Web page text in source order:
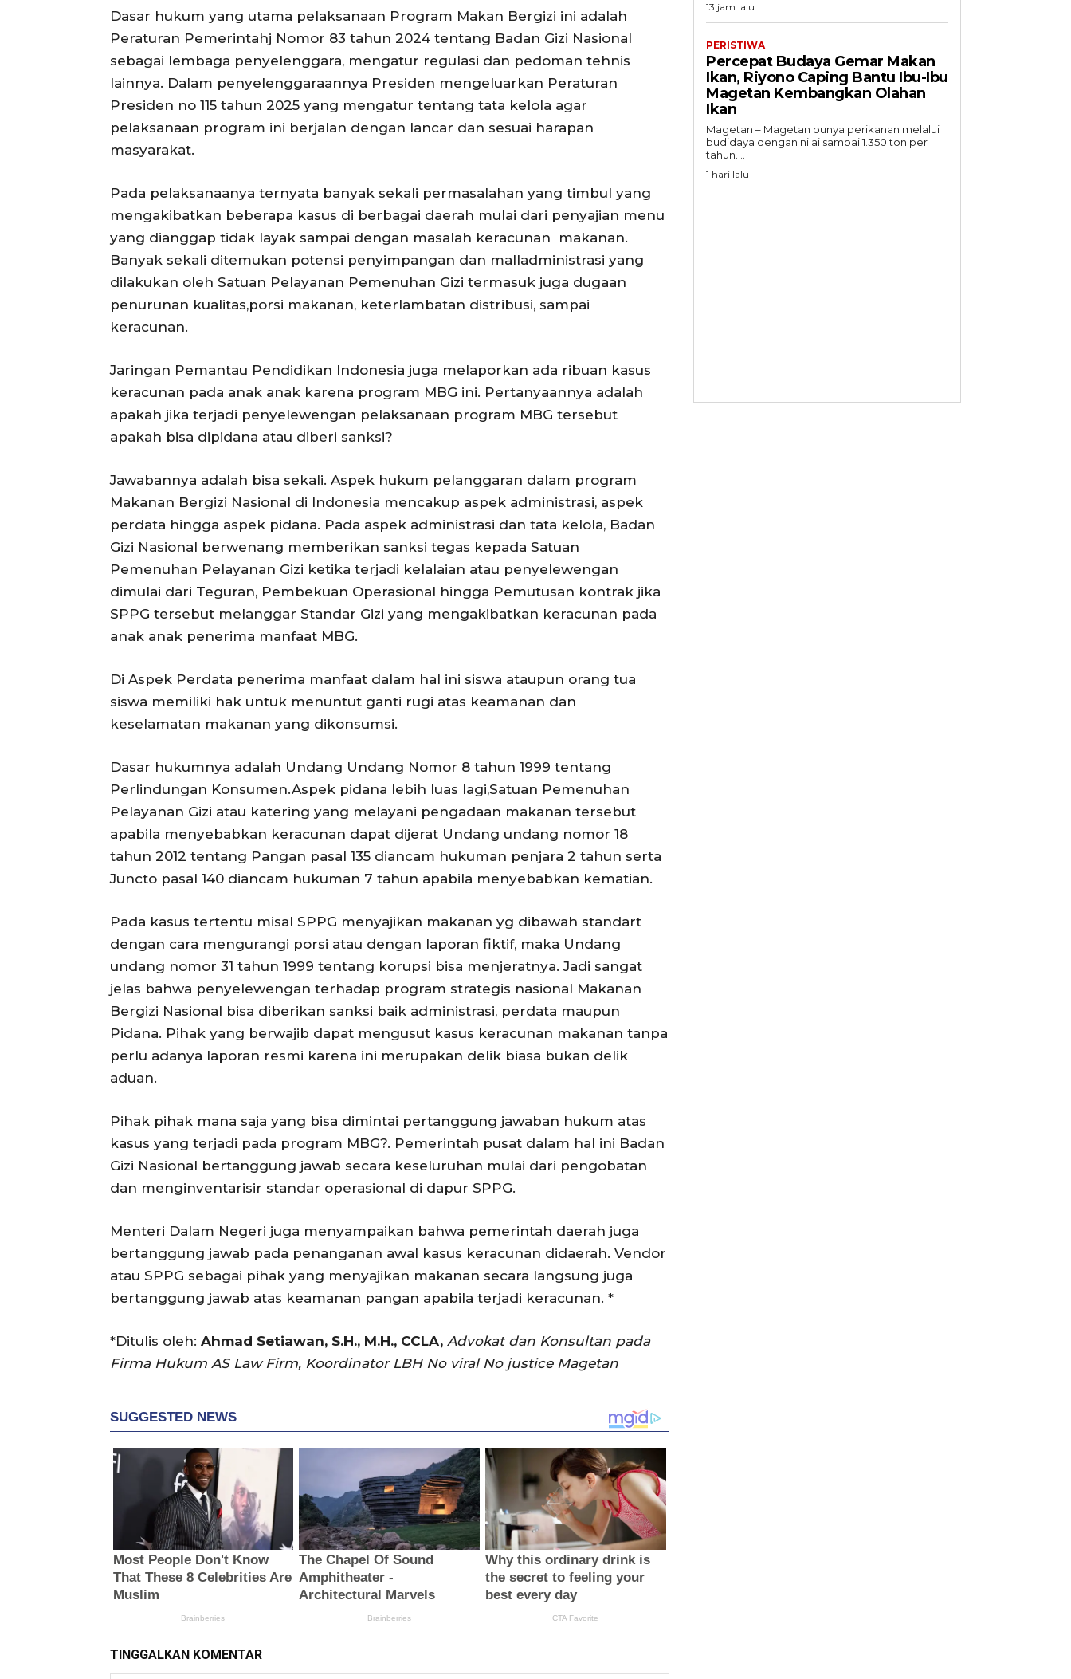
Dasar hukum yang utama pelaksanaan Program Makan Bergizi ini adalah
Peraturan Pemerintahj Nomor 83 tahun 2024 tentang Badan Gizi Nasional
sebagai lembaga penyelenggara, mengatur regulasi dan pedoman tehnis
lainnya. Dalam penyelenggaraannya Presiden mengeluarkan Peraturan
Presiden no 115 tahun 2025 yang mengatur tentang tata kelola agar
pelaksanaan program ini berjalan dengan lancar dan sesuai harapan
masyarakat.
Pada pelaksanaanya ternyata banyak sekali permasalahan yang timbul yang
mengakibatkan beberapa kasus di berbagai daerah mulai dari penyajian menu
yang dianggap tidak layak sampai dengan masalah keracunan makanan.
Banyak sekali ditemukan potensi penyimpangan dan malladministrasi yang
dilakukan oleh Satuan Pelayanan Pemenuhan Gizi termasuk juga dugaan
penurunan kualitas,porsi makanan, keterlambatan distribusi, sampai
keracunan.
Jaringan Pemantau Pendidikan Indonesia juga melaporkan ada ribuan kasus
keracunan pada anak anak karena program MBG ini. Pertanyaannya adalah
apakah jika terjadi penyelewengan pelaksanaan program MBG tersebut
apakah bisa dipidana atau diberi sanksi?
Jawabannya adalah bisa sekali. Aspek hukum pelanggaran dalam program
Makanan Bergizi Nasional di Indonesia mencakup aspek administrasi, aspek
perdata hingga aspek pidana. Pada aspek administrasi dan tata kelola, Badan
Gizi Nasional berwenang memberikan sanksi tegas kepada Satuan
Pemenuhan Pelayanan Gizi ketika terjadi kelalaian atau penyelewengan
dimulai dari Teguran, Pembekuan Operasional hingga Pemutusan kontrak jika
SPPG tersebut melanggar Standar Gizi yang mengakibatkan keracunan pada
anak anak penerima manfaat MBG.
Di Aspek Perdata penerima manfaat dalam hal ini siswa ataupun orang tua
siswa memiliki hak untuk menuntut ganti rugi atas keamanan dan
keselamatan makanan yang dikonsumsi.
Dasar hukumnya adalah Undang Undang Nomor 8 tahun 1999 tentang
Perlindungan Konsumen.Aspek pidana lebih luas lagi,Satuan Pemenuhan
Pelayanan Gizi atau katering yang melayani pengadaan makanan tersebut
apabila menyebabkan keracunan dapat dijerat Undang undang nomor 18
tahun 2012 tentang Pangan pasal 135 diancam hukuman penjara 2 tahun serta
Juncto pasal 140 diancam hukuman 7 tahun apabila menyebabkan kematian.
Pada kasus tertentu misal SPPG menyajikan makanan yg dibawah standart
dengan cara mengurangi porsi atau dengan laporan fiktif, maka Undang
undang nomor 31 tahun 1999 tentang korupsi bisa menjeratnya. Jadi sangat
jelas bahwa penyelewengan terhadap program strategis nasional Makanan
Bergizi Nasional bisa diberikan sanksi baik administrasi, perdata maupun
Pidana. Pihak yang berwajib dapat mengusut kasus keracunan makanan tanpa
perlu adanya laporan resmi karena ini merupakan delik biasa bukan delik
aduan.
Pihak pihak mana saja yang bisa dimintai pertanggung jawaban hukum atas
kasus yang terjadi pada program MBG?. Pemerintah pusat dalam hal ini Badan
Gizi Nasional bertanggung jawab secara keseluruhan mulai dari pengobatan
dan menginventarisir standar operasional di dapur SPPG.
Menteri Dalam Negeri juga menyampaikan bahwa pemerintah daerah juga
bertanggung jawab pada penanganan awal kasus keracunan didaerah. Vendor
atau SPPG sebagai pihak yang menyajikan makanan secara langsung juga
bertanggung jawab atas keamanan pangan apabila terjadi keracunan. *
*Ditulis oleh: Ahmad Setiawan, S.H., M.H., CCLA, Advokat dan Konsultan pada
Firma Hukum AS Law Firm, Koordinator LBH No viral No justice Magetan
TINGGALKAN KOMENTAR
13 jam lalu
PERISTIWA
Percepat Budaya Gemar Makan
Ikan, Riyono Caping Bantu Ibu-Ibu
Magetan Kembangkan Olahan
Ikan
Magetan – Magetan punya perikanan melalui
budidaya dengan nilai sampai 1.350 ton per
tahun....
1 hari lalu